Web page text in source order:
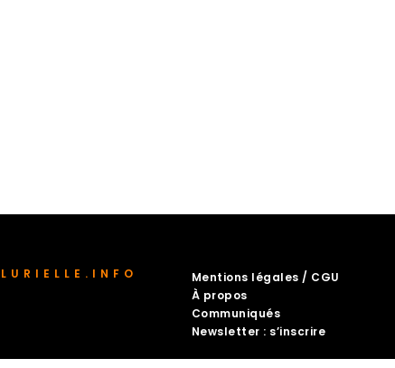
Mentions légales / CGU
À propos
Communiqués
Newsletter : s’inscrire